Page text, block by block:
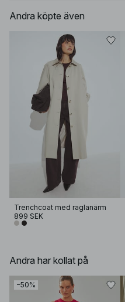
Andra köpte även
Trenchcoat med raglanärm
899 SEK
Andra har kollat på
−50%